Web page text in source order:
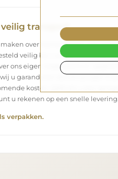
transport
over het transport – wij
veilig bij u aankomt, en dat
ons eigen wagenpark en opgeleid
u garanderen dat de spiegel in
kosten. Zelfs als u een
u rekenen op een snelle levering.
verpakken.